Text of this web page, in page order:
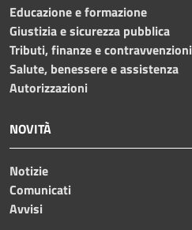
Educazione e formazione
Giustizia e sicurezza pubblica
Tributi, finanze e contravvenzioni
Salute, benessere e assistenza
Autorizzazioni
NOVITÀ
Notizie
Comunicati
Avvisi